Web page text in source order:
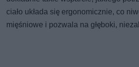
ciało układa się ergonomicznie, co
mięśniowe i pozwala na głęboki,